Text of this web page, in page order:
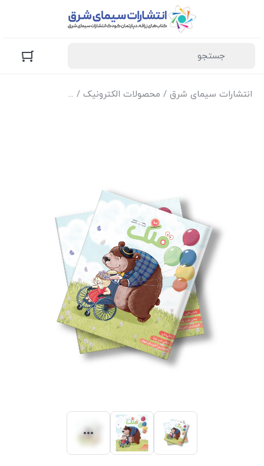
انتشارات سیمای شرق / محصولات الکترونیک / نسخه الکترونیک